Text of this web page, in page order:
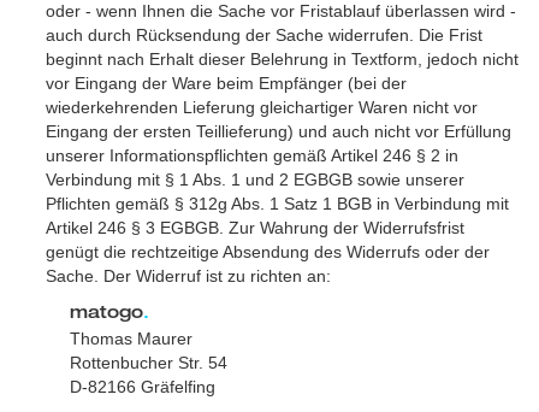
oder - wenn Ihnen die Sache vor Fristablauf überlassen wird -
auch durch Rücksendung der Sache widerrufen. Die Frist
beginnt nach Erhalt dieser Belehrung in Textform, jedoch nicht
vor Eingang der Ware beim Empfänger (bei der
wiederkehrenden Lieferung gleichartiger Waren nicht vor
Eingang der ersten Teillieferung) und auch nicht vor Erfüllung
unserer Informationspflichten gemäß Artikel 246 § 2 in
Verbindung mit § 1 Abs. 1 und 2 EGBGB sowie unserer
Pflichten gemäß § 312g Abs. 1 Satz 1 BGB in Verbindung mit
Artikel 246 § 3 EGBGB. Zur Wahrung der Widerrufsfrist
genügt die rechtzeitige Absendung des Widerrufs oder der
Sache. Der Widerruf ist zu richten an:
matogo.
Thomas Maurer
Rottenbucher Str. 54
D-82166 Gräfelfing